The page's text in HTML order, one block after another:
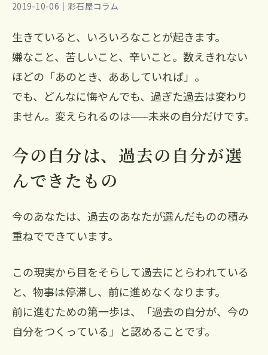
2019-10-06｜彩石屋コラム
生きていると、いろいろなことが起きます。
嫌なこと、苦しいこと、辛いこと。数えきれない
ほどの「あのとき、ああしていれば」。
でも、どんなに悔やんでも、過ぎた過去は変わり
ません。変えられるのは——未来の自分だけです。
今の自分は、過去の自分が選
んできたもの
今のあなたは、過去のあなたが選んだものの積み
重ねでできています。
この現実から目をそらして過去にとらわれている
と、物事は停滞し、前に進めなくなります。
前に進むための第一歩は、「過去の自分が、今の
自分をつくっている」と認めることです。